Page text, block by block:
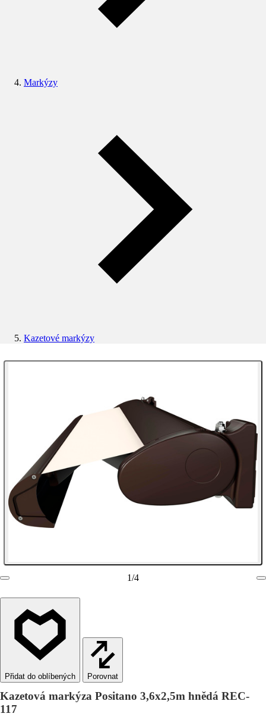
Markýzy
Kazetové markýzy
1/4
Porovnat
Kazetová markýza Positano 3,6x2,5m hnědá REC-
117